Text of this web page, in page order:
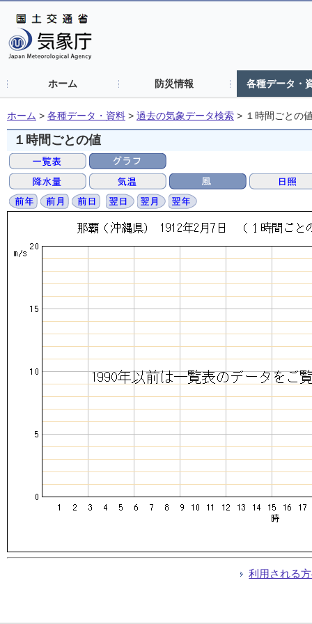
ホーム 防災情報 各種データ・
ホーム > 各種データ・資料 > 過去の気象データ検索 > １時間ごとの
１時間ごとの値
利用される